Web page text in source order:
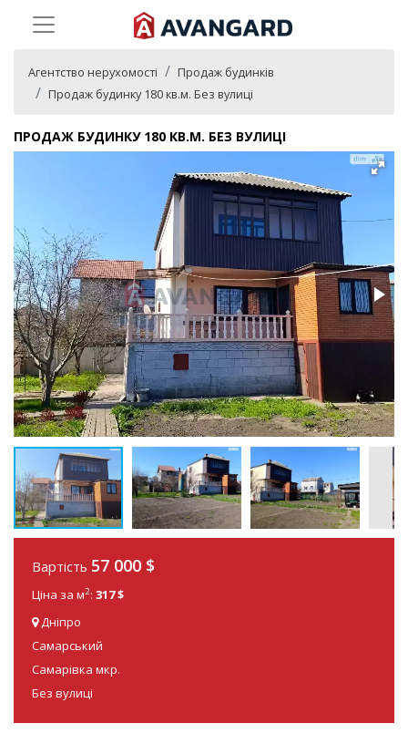
Агентство нерухомості
Продаж будинків
Продаж будинку 180 кв.м. Без вулиці
ПРОДАЖ БУДИНКУ 180 КВ.М. БЕЗ ВУЛИЦІ
Вартість 57 000 $
Ціна за м2: 317 $
Дніпро
Самарський
Самарівка мкр.
Без вулиці